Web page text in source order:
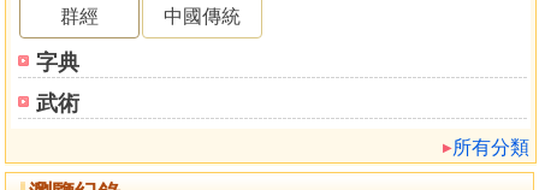
群經 中國傳統
字典
武術
所有分類
女專權
反目
女花
男花
淫亂爭風